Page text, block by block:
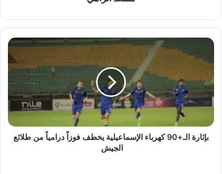
بإثارة
كهرباء
الإسماعيلية
يخطف
فوزاً
درامياً
طلائع
الجيش
بإثارة الـ+90 كهرباء الإسماعيلية يخطف فوزاً درامياً من طلائع
الجيش